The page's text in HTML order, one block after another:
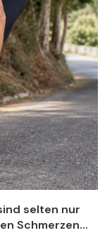
selten nur
Schmerzen...